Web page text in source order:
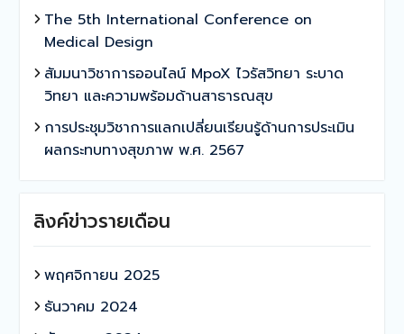
The 5th International Conference on
Medical Design
สัมมนาวิชาการออนไลน์ MpoX ไวรัสวิทยา ระบาด
วิทยา และความพร้อมด้านสาธารณสุข
การประชุมวิชาการแลกเปลี่ยนเรียนรู้ด้านการประเมิน
ผลกระทบทางสุขภาพ พ.ศ. 2567
ลิงค์ข่าวรายเดือน
พฤศจิกายน 2025
ธันวาคม 2024